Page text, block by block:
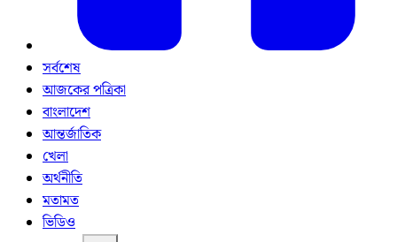
সর্বশেষ
আজকের পত্রিকা
বাংলাদেশ
আন্তর্জাতিক
খেলা
অর্থনীতি
মতামত
ভিডিও